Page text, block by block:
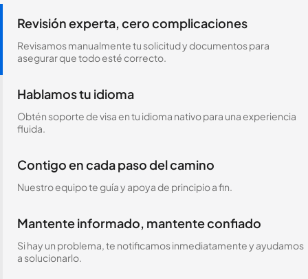
Revisión experta, cero complicaciones
Revisamos manualmente tu solicitud y documentos para
asegurar que todo esté correcto.
Hablamos tu idioma
Obtén soporte de visa en tu idioma nativo para una experiencia
fluida.
Contigo en cada paso del camino
Nuestro equipo te guía y apoya de principio a fin.
Mantente informado, mantente confiado
Si hay un problema, te notificamos inmediatamente y ayudamos
a solucionarlo.